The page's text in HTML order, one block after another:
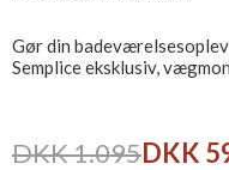
Gør din
Semplice eksklusiv,
DKK 1.095DKK